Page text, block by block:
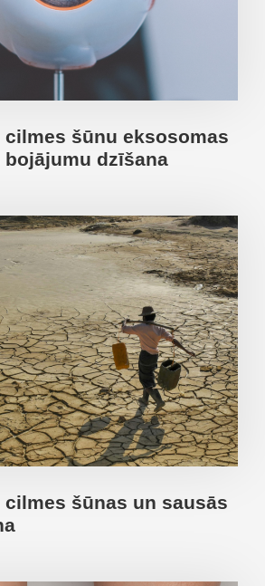
cilmes šūnu eksosomas
bojājumu dzīšana
cilmes šūnas un sausās